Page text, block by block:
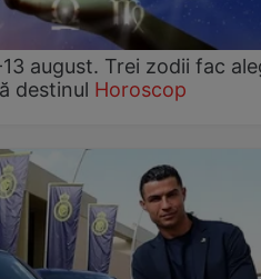
august. Trei zodii fac
destinul Horoscop